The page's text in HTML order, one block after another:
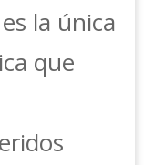
la única
que